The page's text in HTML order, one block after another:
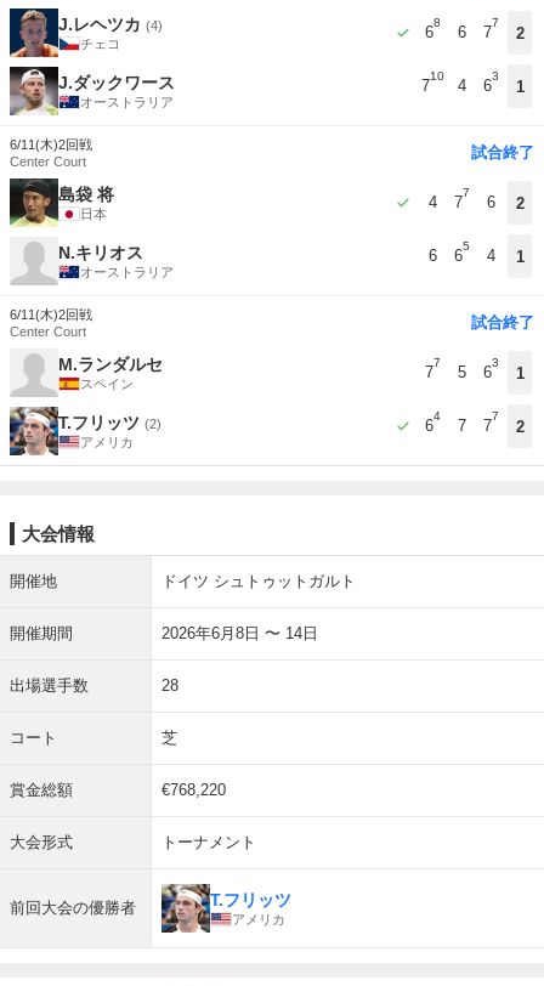
J.レヘツカ (4)
チェコ
6
8
6 7
7
2
J.ダックワース
オーストラリア
7
10
4 6
3
1
6/11(木)2回戦
Center Court
試合終了
島袋 将
日本
4 7
7
6 2
N.キリオス
オーストラリア
6 6
5
4 1
6/11(木)2回戦
Center Court
試合終了
M.ランダルセ
スペイン
7
7
5 6
3
1
T.フリッツ (2)
アメリカ
6
4
7 7
7
2
大会情報
開催地 ドイツ シュトゥットガルト
開催期間 2026年6月8日 〜 14日
出場選手数 28
コート 芝
賞金総額 €768,220
大会形式 トーナメント
前回大会の優勝者 T.フリッツ
アメリカ